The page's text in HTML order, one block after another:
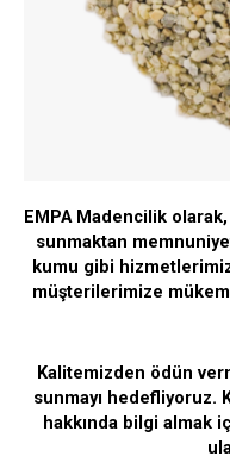
EMPA Madencilik
sunmaktan
kumu gibi
müşterilerimize
Kalitemizden ödün
sunmayı hedefliyoruz.
hakkında bilgi almak